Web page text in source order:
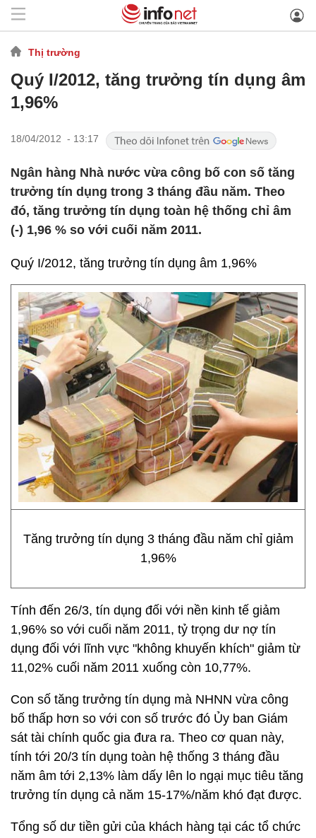
Thị trường
Quý I/2012, tăng trưởng tín dụng âm
1,96%
18/04/2012 - 13:17
Ngân hàng Nhà nước vừa công bố con số tăng
trưởng tín dụng trong 3 tháng đầu năm. Theo
đó, tăng trưởng tín dụng toàn hệ thống chỉ âm
(-) 1,96 % so với cuối năm 2011.
Quý I/2012, tăng trưởng tín dụng âm 1,96%
Tăng trưởng tín dụng 3 tháng đầu năm chỉ giảm
1,96%
Tính đến 26/3, tín dụng đối với nền kinh tế giảm
1,96% so với cuối năm 2011, tỷ trọng dư nợ tín
dụng đối với lĩnh vực "không khuyến khích" giảm từ
11,02% cuối năm 2011 xuống còn 10,77%.
Con số tăng trưởng tín dụng mà NHNN vừa công
bố thấp hơn so với con số trước đó Ủy ban Giám
sát tài chính quốc gia đưa ra. Theo cơ quan này,
tính tới 20/3 tín dụng toàn hệ thống 3 tháng đầu
năm âm tới 2,13% làm dấy lên lo ngại mục tiêu tăng
trưởng tín dụng cả năm 15-17%/năm khó đạt được.
Tổng số dư tiền gửi của khách hàng tại các tổ chức